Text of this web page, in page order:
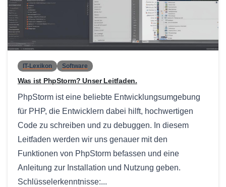
IT-Lexikon Software
Was ist PhpStorm? Unser Leitfaden.
PhpStorm ist eine beliebte Entwicklungsumgebung
für PHP, die Entwicklern dabei hilft, hochwertigen
Code zu schreiben und zu debuggen. In diesem
Leitfaden werden wir uns genauer mit den
Funktionen von PhpStorm befassen und eine
Anleitung zur Installation und Nutzung geben.
Schlüsselerkenntnisse:...